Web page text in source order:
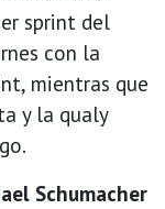
sprint del
con la
mientras que
y la qualy
Schumacher